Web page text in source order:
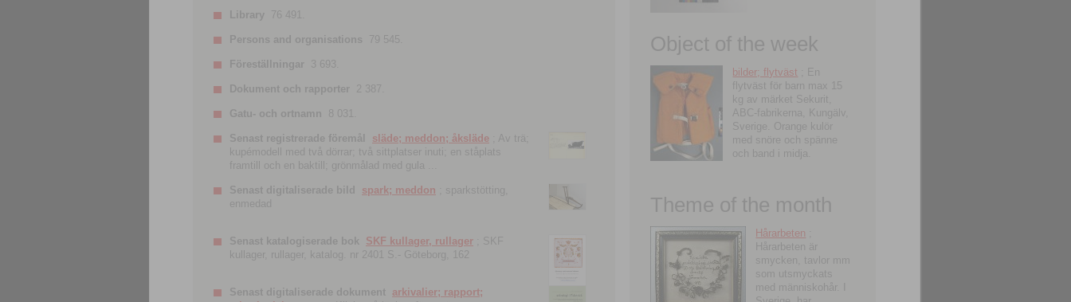
Library 76 491.
Persons and organisations 79 545.
Föreställningar 3 693.
Dokument och rapporter 2 387.
Gatu- och ortnamn 8 031.
Senast registrerade föremål släde; meddon; åksläde ; Av trä;
kupémodell med två dörrar; två sittplatser inuti; en ståplats
framtill och en baktill; grönmålad med gula ...
Senast digitaliserade bild spark; meddon ; sparkstötting,
enmedad
Senast katalogiserade bok SKF kullager, rullager ; SKF
kullager, rullager, katalog. nr 2401 S.- Göteborg, 162
Senast digitaliserade dokument arkivalier; rapport;
Object of the week
bilder; flytväst ; En
flytväst för barn max 15
kg av märket Sekurit,
ABC-fabrikerna, Kungälv,
Sverige. Orange kulör
med snöre och spänne
och band i midja.
Theme of the month
Hårarbeten
Hårarbeten är
smycken, tavlor mm
som utsmyckats
med människohår. I